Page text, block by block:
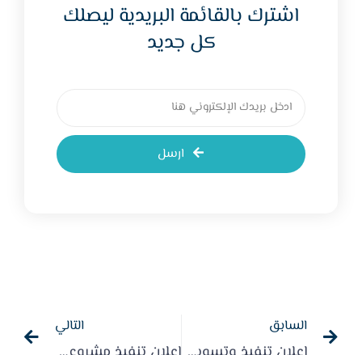
اشترك بالقائمة البريدية ليصلك
كل جديد
ارسل
السابق التالي